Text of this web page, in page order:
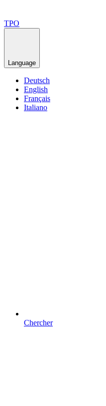
TPO
Language
Deutsch
English
Français
Italiano
Chercher